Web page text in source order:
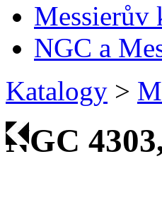
Messierův
NGC a
Katalogy >
NGC